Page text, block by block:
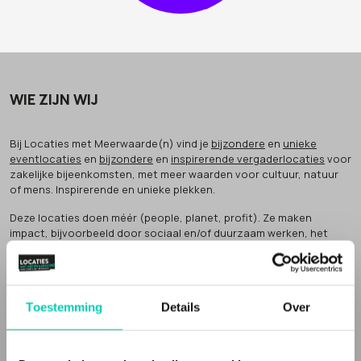
Toestemming Details Over
WIE ZIJN WIJ
Bij Locaties met Meerwaarde(n) vind je bijzondere en unieke
eventlocaties en bijzondere en inspirerende vergaderlocaties voor
zakelijke bijeenkomsten, met meer waarden voor cultuur, natuur
of mens. Inspirerende en unieke plekken.
Deze locaties doen méér (people, planet, profit). Ze maken
impact, bijvoorbeeld door sociaal en/of duurzaam werken, het
samenleving.